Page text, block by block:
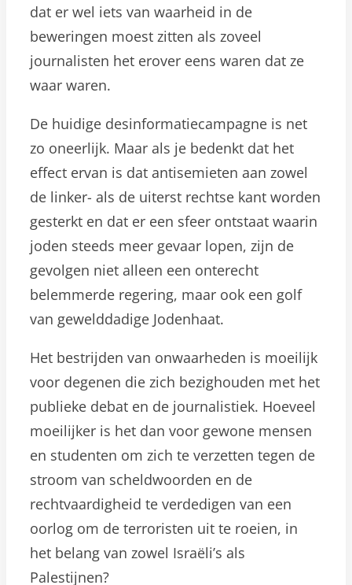
dat er wel iets van waarheid in de
beweringen moest zitten als zoveel
journalisten het erover eens waren dat ze
waar waren.
De huidige desinformatiecampagne is net
zo oneerlijk. Maar als je bedenkt dat het
effect ervan is dat antisemieten aan zowel
de linker- als de uiterst rechtse kant worden
gesterkt en dat er een sfeer ontstaat waarin
joden steeds meer gevaar lopen, zijn de
gevolgen niet alleen een onterecht
belemmerde regering, maar ook een golf
van gewelddadige Jodenhaat.
Het bestrijden van onwaarheden is moeilijk
voor degenen die zich bezighouden met het
publieke debat en de journalistiek. Hoeveel
moeilijker is het dan voor gewone mensen
en studenten om zich te verzetten tegen de
stroom van scheldwoorden en de
rechtvaardigheid te verdedigen van een
oorlog om de terroristen uit te roeien, in
het belang van zowel Israëli’s als
Palestijnen?